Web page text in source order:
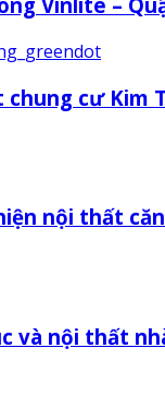
cư Kim
nội thất
và nội thất